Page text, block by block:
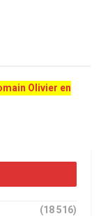
Olivier en
(18 516)